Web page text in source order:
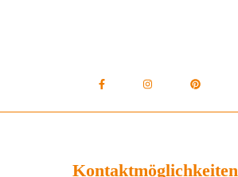
Kontaktmöglichkeiten